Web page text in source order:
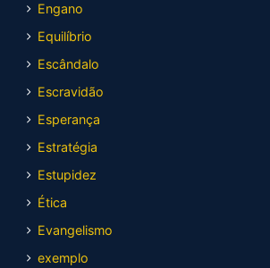
Engano
Equilíbrio
Escândalo
Escravidão
Esperança
Estratégia
Estupidez
Ética
Evangelismo
exemplo